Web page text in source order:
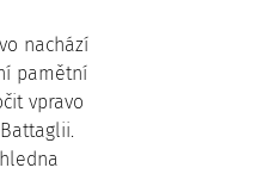
nachází
pamětní
vpravo